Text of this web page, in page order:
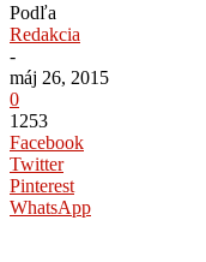
Podľa
Redakcia
-
máj 26, 2015
0
1253
Facebook
Twitter
Pinterest
WhatsApp